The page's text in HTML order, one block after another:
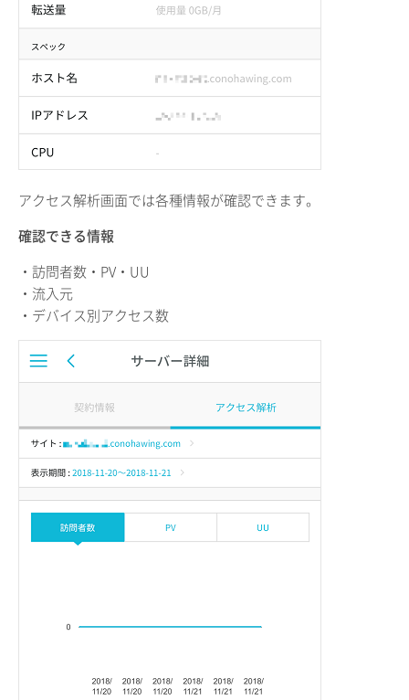
アクセス解析画面では各種情報が確認できます。
確認できる情報
・訪問者数・PV・UU
・流入元
・デバイス別アクセス数